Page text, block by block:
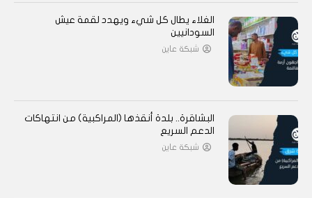
الغلاء يطال كل شيء ويهدد لقمة عيش
السودانيين
شبكة عاين
البشاقرة.. بلدة أنقذها (المراكبية) من انتهاكات
الدعم السريع
شبكة عاين